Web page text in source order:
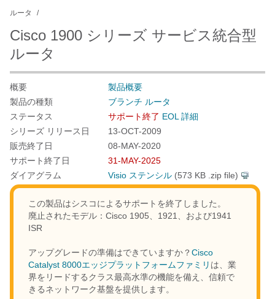
ルータ
Cisco 1900 シリーズ サービス統合型
ルータ
概要
製品概要
製品の種類
ブランチ ルータ
ステータス
サポート終了 EOL 詳細
シリーズ リリース日
13-OCT-2009
販売終了日
08-MAY-2020
サポート終了日
31-MAY-2025
ダイアグラム
Visio ステンシル (573 KB .zip file)
この製品はシスコによるサポートを終了しました。
廃止されたモデル： Cisco 1905、1921、および1941
ISR
アップグレードの準備はできていますか？Cisco
Catalyst 8000エッジプラットフォームファミリ は、業
界をリードするクラス最高水準の機能を備え、信頼で
きるネットワーク基盤を提供します。